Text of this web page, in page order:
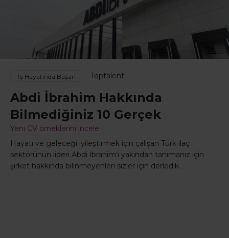
İş Hayatında Başarı Toptalent
Abdi İbrahim Hakkında
Bilmediğiniz 10 Gerçek
Yeni CV örneklerini incele
Hayatı ve geleceği iyileştirmek için çalışan Türk ilaç
sektörünün lideri Abdi İbrahim’i yakından tanımanız için
şirket hakkında bilinmeyenleri sizler için derledik.